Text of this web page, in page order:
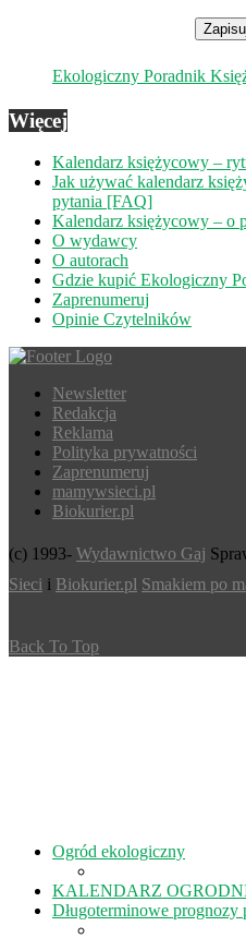
Ekologiczny Poradnik
Więcej
Kalendarz księżycowy –
Jak używać kalendarz
pytania [FAQ]
Kalendarz księżycowy – o
O wydawcy
O autorach
Gdzie kupić Ekologiczny
Zaprenumeruj
Opinie Czytelników
Newsletter
Redakcja
Reklama
Polityka prywatności
Zaprenumeruj
mamywsieci.pl
Biokurier.pl
(c) 1993- Wydawnictwo Gaj
Sieci i Biokurier.pl Smakiem po
Back To Top
Ogród ekologiczny
KALENDARZ
Długoterminowe prognozy